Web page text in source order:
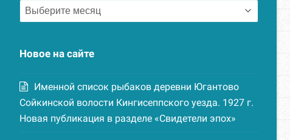
Архив
записей
Новое на сайте
Именной список рыбаков деревни Югантово
Сойкинской волости Кингисеппского уезда. 1927 г.
Новая публикация в разделе «Свидетели эпох»